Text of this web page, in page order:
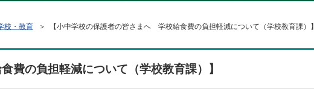
校・教育 ＞ 【小中学校の保護者の皆さまへ 学校給食費の負担軽減について（学校教育課）】
費の負担軽減について（学校教育課）】